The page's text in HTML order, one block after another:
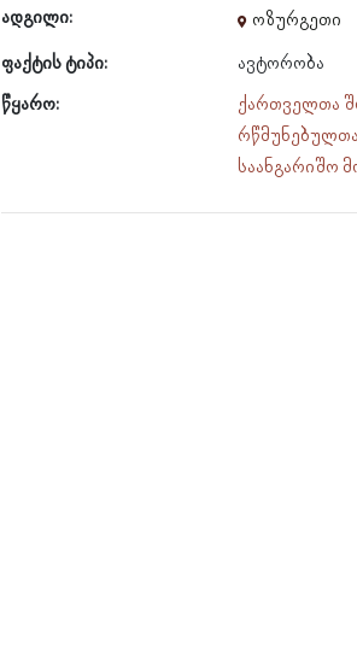
ადგილი:
ოზურგეთი
ფაქტის ტიპი:
ავტორობა
წყარო:
ქართველთა
საანგარიშო